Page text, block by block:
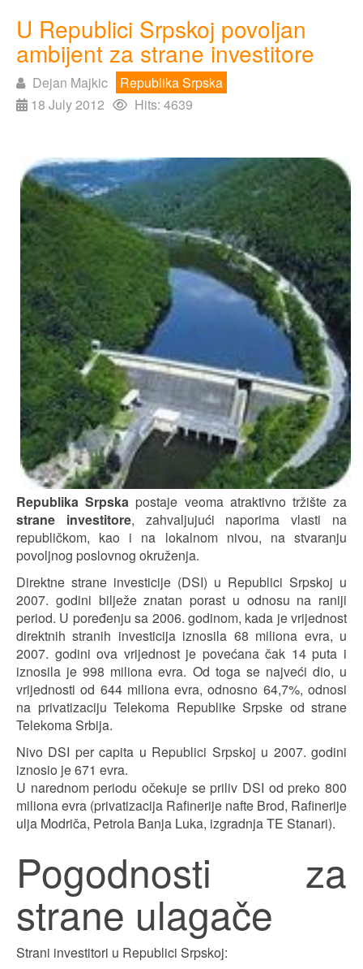
U Republici Srpskoj povoljan
ambijent za strane investitore
Dejan Majkic
Republika Srpska
18 July 2012
Hits: 4639
Republika Srpska postaje veoma atraktivno tržište za
strane investitore, zahvaljujući naporima vlasti na
republičkom, kao i na lokalnom nivou, na stvaranju
povoljnog poslovnog okruženja.
Direktne strane investicije (DSI) u Republici Srpskoj u
2007. godini bilježe znatan porast u odnosu na raniji
period. U poređenju sa 2006. godinom, kada je vrijednost
direktnih stranih investicija iznosila 68 miliona evra, u
2007. godini ova vrijednost je povećana čak 14 puta i
iznosila je 998 miliona evra. Od toga se najveći dio, u
vrijednosti od 644 miliona evra, odnosno 64,7%, odnosi
na privatizaciju Telekoma Republike Srpske od strane
Telekoma Srbija.
Nivo DSI per capita u Republici Srpskoj u 2007. godini
iznosio je 671 evra.
U narednom periodu očekuje se priliv DSI od preko 800
miliona evra (privatizacija Rafinerije nafte Brod, Rafinerije
ulja Modriča, Petrola Banja Luka, izgradnja TE Stanari).
Pogodnosti za
strane ulagače
Strani investitori u Republici Srpskoj: